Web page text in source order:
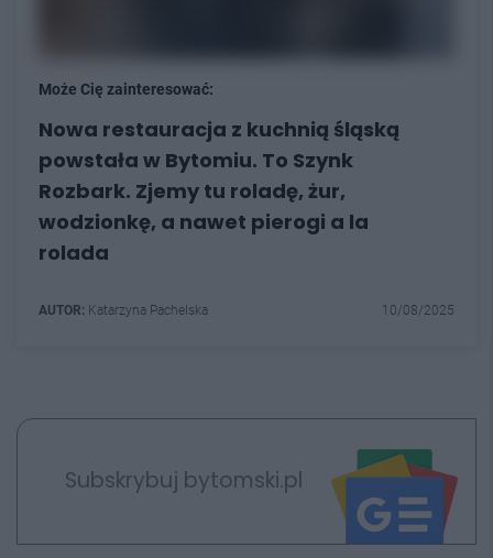
Może Cię zainteresować:
Nowa restauracja z kuchnią śląską
powstała w Bytomiu. To Szynk
Rozbark. Zjemy tu roladę, żur,
wodzionkę, a nawet pierogi a la
rolada
AUTOR: Katarzyna Pachelska 10/08/2025
Subskrybuj bytomski.pl